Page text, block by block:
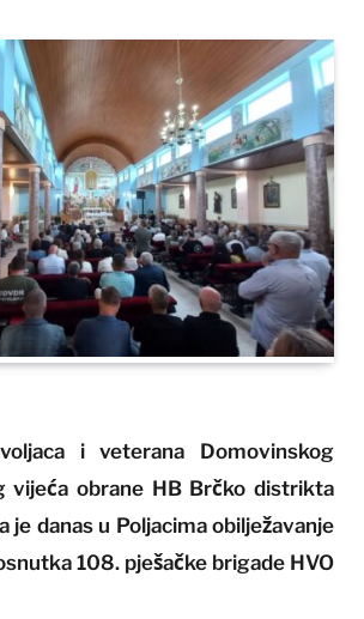
i veterana Domovinskog
vijeća obrane HB Brčko distrikta
je danas u Poljacima obilježavanje
108. pješačke brigade HVO